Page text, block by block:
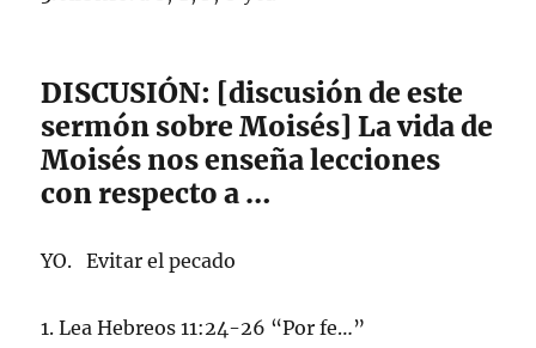
DISCUSIÓN: [discusión de este
sermón sobre Moisés] La vida de
Moisés nos enseña lecciones
con respecto a …
YO. Evitar el pecado
1. Lea Hebreos 11:24-26 “Por fe…”